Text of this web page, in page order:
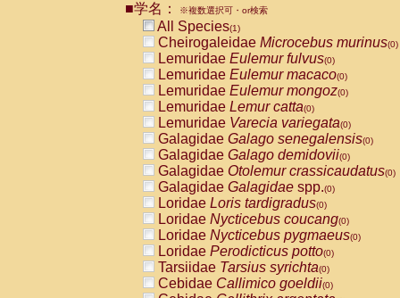
CebidaeCebus nigrivittatus
CebidaeCebus
CebidaeSaimiri boliviensis(0)
CebidaeSaimiri sciureus(0)
AtelidaeAlouatta caraya(0)
AtelidaeAlouatta fusca(0)
AtelidaeAlouatta seniculus
AtelidaeAlouattaspp.(0)
AtelidaeAteles belzebuth(0)
AtelidaeAteles geoffroyi(0)
AtelidaeAteles paniscus(0)
AtelidaeAtelesspp.(0)
Atelidae Lagothrix lagothricha
AtelidaeLagothrix lagothricha cana
PitheciidaeCacajao calvus
PitheciidaeCallicebus cupreus
PitheciidaeCallicebus donacophilus
PitheciidaeCallicebus moloch
■学名： ※複数選択可・or検索
All Species(1)
Cheirogaleidae Microcebus murinus(0)
Lemuridae Eulemur fulvus(0)
Lemuridae Eulemur macaco(0)
Lemuridae Eulemur mongoz(0)
Lemuridae Lemur catta(0)
Lemuridae Varecia variegata(0)
Galagidae Galago senegalensis(0)
Galagidae Galago demidovii(0)
Galagidae Otolemur crassicaudatus(0)
Galagidae Galagidae spp.(0)
Loridae Loris tardigradus(0)
Loridae Nycticebus coucang(0)
Loridae Nycticebus pygmaeus(0)
Loridae Perodicticus potto(0)
Tarsiidae Tarsius syrichta(0)
Cebidae Callimico goeldii(0)